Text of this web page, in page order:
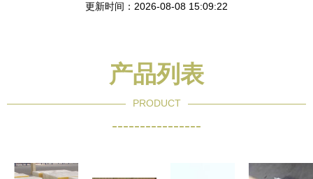
更新时间：2026-08-08 15:09:22
产品列表
PRODUCT
----------------